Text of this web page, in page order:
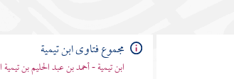
مجموع فتاوى ابن تيمية
ابن تيمية - أحمد بن عبد الحليم بن تيمية